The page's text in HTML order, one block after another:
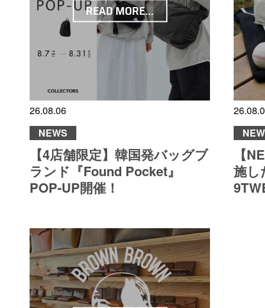
READ MORE...
26.08.06
NEWS
【4店舗限定】韓国発バッグブ
ランド『Found Pocket』
POP-UP開催！
【
施し